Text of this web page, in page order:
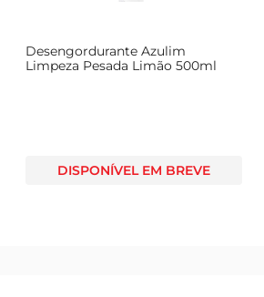
Desengordurante Azulim
Limpeza Pesada Limão 500ml
DISPONÍVEL EM BREVE